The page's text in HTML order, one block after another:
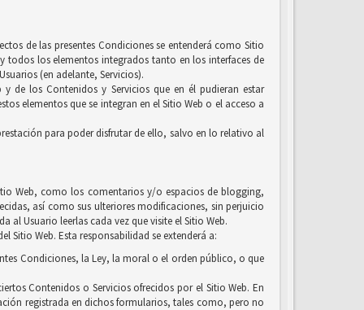
de las presentes Condiciones se entenderá como Sitio
los elementos integrados tanto en los interfaces de
(en adelante, Servicios).
de los Contenidos y Servicios que en él pudieran estar
elementos que se integran en el Sitio Web o el acceso a
para poder disfrutar de ello, salvo en lo relativo al
Web, como los comentarios y/o espacios de blogging,
así como sus ulteriores modificaciones, sin perjuicio
Usuario leerlas cada vez que visite el Sitio Web.
Sitio Web. Esta responsabilidad se extenderá a:
Condiciones, la Ley, la moral o el orden público, o que
Contenidos o Servicios ofrecidos por el Sitio Web. En
registrada en dichos formularios, tales como, pero no